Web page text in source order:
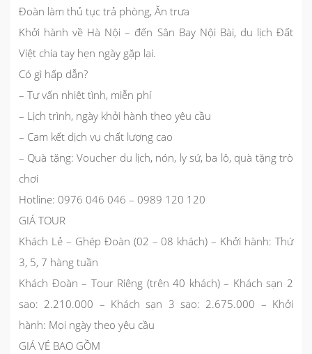
Đoàn làm thủ tục trả phòng, Ăn trưa
Khởi hành về Hà Nội – đến Sân Bay Nội Bài, du lịch Đất
Việt chia tay hẹn ngày gặp lại.
Có gì hấp dẫn?
– Tư vấn nhiệt tình, miễn phí
– Lịch trình, ngày khởi hành theo yêu cầu
– Cam kết dịch vụ chất lượng cao
– Quà tặng: Voucher du lịch, nón, ly sứ, ba lô, quà tặng trò
chơi
Hotline: 0976 046 046 – 0989 120 120
GIÁ TOUR
Khách Lẻ – Ghép Đoàn (02 – 08 khách) – Khởi hành: Thứ
3, 5, 7 hàng tuần
Khách Đoàn – Tour Riêng (trên 40 khách) – Khách sạn 2
sao: 2.210.000 – Khách sạn 3 sao: 2.675.000 – Khởi
hành: Mọi ngày theo yêu cầu
GIÁ VÉ BAO GỒM